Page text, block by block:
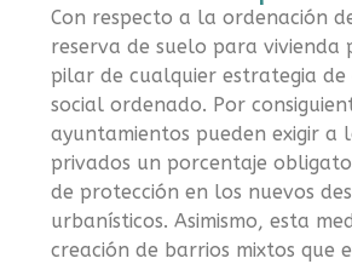
Con respecto a la ordenación
reserva de suelo para vivienda
pilar de cualquier estrategia de
social ordenado. Por
ayuntamientos pueden exigir a
privados un porcentaje
de protección en los nuevos
urbanísticos. Asimismo, esta
creación de barrios mixtos que